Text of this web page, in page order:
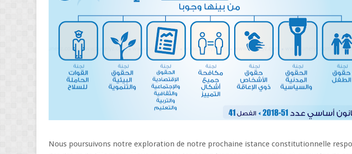
Nous poursuivons notre exploration de notre prochaine istance constitutionnelle